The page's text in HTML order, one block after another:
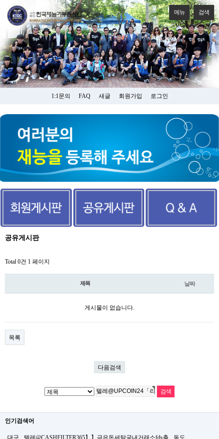
메뉴 검색
1:1문의 FAQ 새글 회원가입 로그인
공유게시판
Total 0건 1 페이지
제목 날짜
게시물이 없습니다.
목록
다음검색
인기검색어
대구 텔레@CASHFILTER365】】금은돈세탁국내거래소fds출 독도